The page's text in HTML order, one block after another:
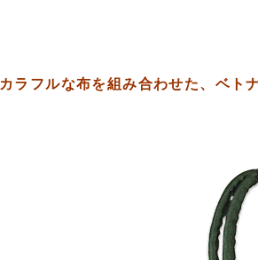
カラフルな布を組み合わせた、ベト